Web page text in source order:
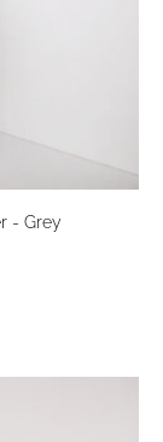
- Grey